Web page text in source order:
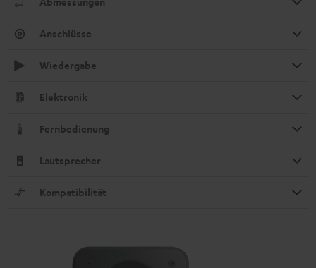
Anschlüsse
Wiedergabe
Elektronik
Fernbedienung
Lautsprecher
Kompatibilität